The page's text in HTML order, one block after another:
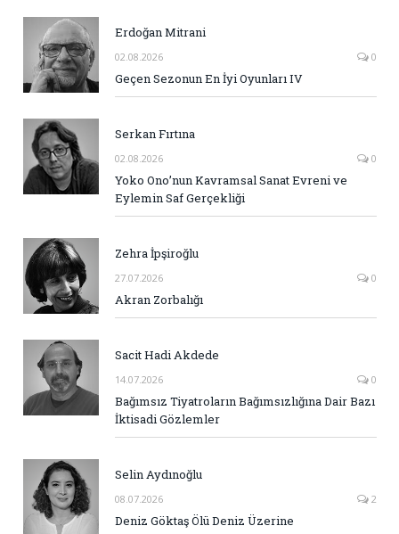
Erdoğan Mitrani
02.08.2026 0
Geçen Sezonun En İyi Oyunları IV
Serkan Fırtına
02.08.2026 0
Yoko Ono’nun Kavramsal Sanat Evreni ve
Eylemin Saf Gerçekliği
Zehra İpşiroğlu
27.07.2026 0
Akran Zorbalığı
Sacit Hadi Akdede
14.07.2026 0
Bağımsız Tiyatroların Bağımsızlığına Dair Bazı
İktisadi Gözlemler
Selin Aydınoğlu
08.07.2026 2
Deniz Göktaş Ölü Deniz Üzerine